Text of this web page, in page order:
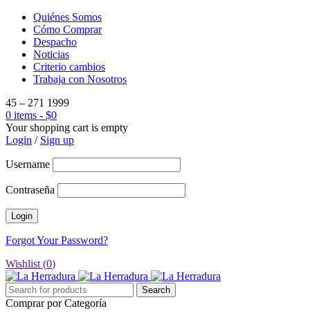
Quiénes Somos
Cómo Comprar
Despacho
Noticias
Criterio cambios
Trabaja con Nosotros
45 – 271 1999
0 items - $0
Your shopping cart is empty
Login / Sign up
Username
Contraseña
Forgot Your Password?
Wishlist (0)
Comprar por Categoría